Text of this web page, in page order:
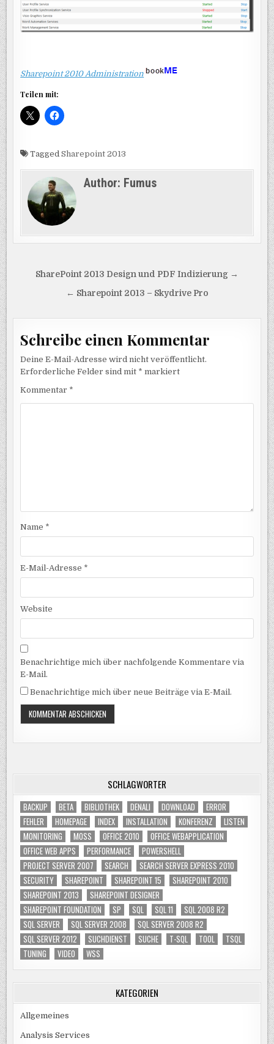
Sharepoint 2010 Administration
Teilen mit:
TaggedSharepoint 2013
Author: Fumus
Beitragsnavigation
SharePoint 2013 Design und PDF Indizierung →
← Sharepoint 2013 – Skydrive Pro
Schreibe einen Kommentar
Deine E-Mail-Adresse wird nicht veröffentlicht.
Erforderliche Felder sind mit * markiert
Kommentar *
Name *
E-Mail-Adresse *
Website
Benachrichtige mich über nachfolgende Kommentare via
E-Mail.
Benachrichtige mich über neue Beiträge via E-Mail.
SCHLAGWÖRTER
BACKUP BETA BIBLIOTHEK DENALI DOWNLOAD
ERROR
FEHLER
HOMEPAGE INDEX INSTALLATION KONFERENZ
LISTEN
MONITORING
MOSS OFFICE 2010
OFFICE WEBAPPLICATION
OFFICE WEB APPS
PERFORMANCE
POWERSHELL
PROJECT SERVER 2007
SEARCH
SEARCH SERVER EXPRESS 2010
SECURITY
SHAREPOINT SHAREPOINT 15
SHAREPOINT 2010
SHAREPOINT 2013
SHAREPOINT DESIGNER
SHAREPOINT FOUNDATION
SP SQL SQL 11
SQL 2008 R2
SQL SERVER
SQL SERVER 2008
SQL SERVER 2008 R2
SQL SERVER 2012
SUCHDIENST SUCHE T-SQL TOOL
TSQL
TUNING
VIDEO WSS
KATEGORIEN
Allgemeines
Analysis Services